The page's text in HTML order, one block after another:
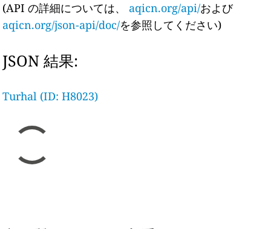
(API の詳細については、 aqicn.org/api/および
aqicn.org/json-api/doc/を参照してください)
JSON 結果:
Turhal (ID: H8023)